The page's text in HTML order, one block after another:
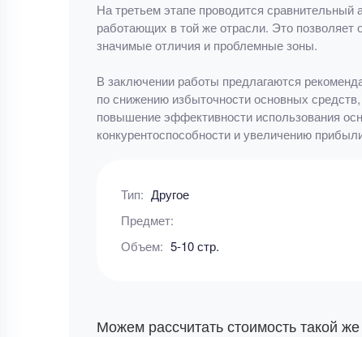
На третьем этапе проводится сравнительный
работающих в той же отрасли. Это позволяет
значимые отличия и проблемные зоны.
В заключении работы предлагаются
по снижению избыточности основных
повышение эффективности использования
конкурентоспособности и увеличению
Тип: Другое
Предмет:
Объем: 5-10 стр.
Можем рассчитать стоимость такой